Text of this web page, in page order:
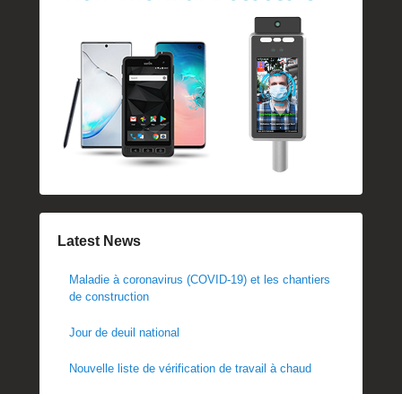
Latest News
Maladie à coronavirus (COVID-19) et les chantiers
de construction
Jour de deuil national
Nouvelle liste de vérification de travail à chaud